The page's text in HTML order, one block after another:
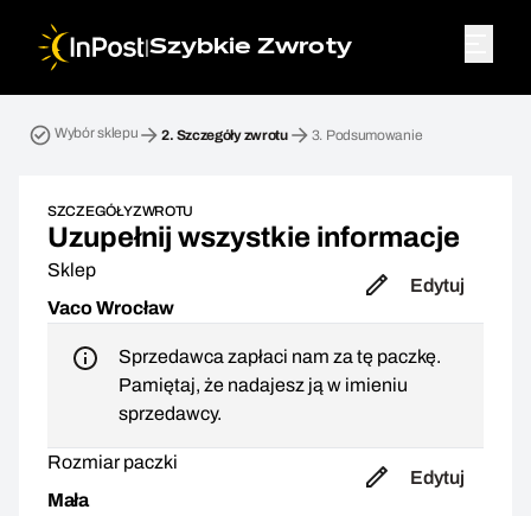
|Szybkie Zwroty
Wybór sklepu 2. Szczegóły zwrotu 3. Podsumowanie
SZCZEGÓŁY ZWROTU
Uzupełnij wszystkie informacje
Sklep
Vaco Wrocław
Edytuj
Sprzedawca zapłaci nam za tę paczkę.
Pamiętaj, że nadajesz ją w imieniu
sprzedawcy.
Rozmiar paczki
Mała
Edytuj